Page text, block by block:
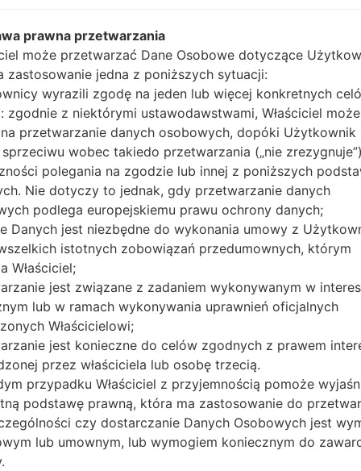
Tizen
2.2.0
Tizen
2.2.0
Tizen
2.2.0
Tizen
2.2.0
Tizen
Tizen
2.2.0
Tizen
2.2.0
Tizen
2.2.0
Tizen
prawna przetwarzania
może przetwarzać Dane Osobowe dotyczące
zastosowanie jedna z poniższych sytuacji:
wyrazili zgodę na jeden lub więcej konkretnych
zgodnie z niektórymi ustawodawstwami, Właściciel
przetwarzanie danych osobowych, dopóki Użytkownik
wobec takiedo przetwarzania („nie
polegania na zgodzie lub innej z poniższych
Nie dotyczy to jednak, gdy przetwarzanie danych
podlega europejskiemu prawu ochrony danych;
Danych jest niezbędne do wykonania umowy z
istotnych zobowiązań przedumownych, którym
Właściciel;
jest związane z zadaniem wykonywanym w
lub w ramach wykonywania uprawnień oficjalnych
Właścicielowi;
jest konieczne do celów zgodnych z prawem
przez właściciela lub osobę trzecią.
przypadku Właściciel z przyjemnością pomoże
podstawę prawną, która ma zastosowanie do
czy dostarczanie Danych Osobowych jest
lub umownym, lub wymogiem koniecznym do